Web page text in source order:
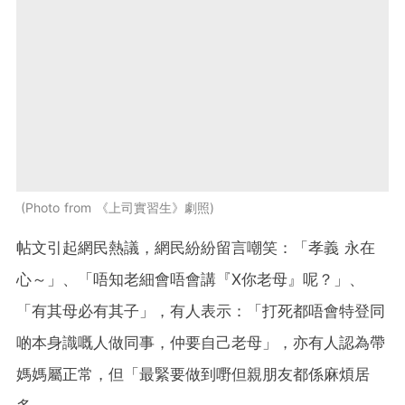
Photo from 《上司實習生》劇照
帖文引起網民熱議，網民紛紛留言嘲笑：「孝義 永在
心～」、「唔知老細會唔會講『X你老母』呢？」、
「有其母必有其子」，有人表示：「打死都唔會特登同
啲本身識嘅人做同事，仲要自己老母」，亦有人認為帶
媽媽屬正常，但「最緊要做到嘢但親朋友都係麻煩居